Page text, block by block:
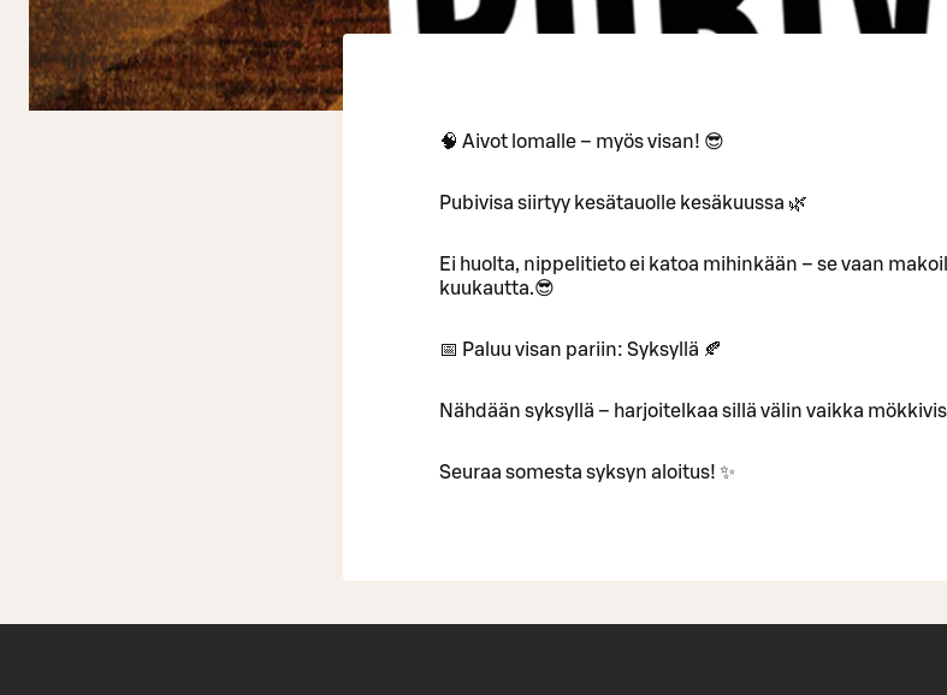
🧠 Aivot lomalle – myös visan! 😎
Pubivisa siirtyy kesätauolle kesäkuussa 🌿
Ei huolta, nippelitieto ei katoa mihinkään – se vaan
kuukautta.😎
📅 Paluu visan pariin: Syksyllä 🍂
Nähdään syksyllä – harjoitelkaa sillä välin vaikka
Seuraa somesta syksyn aloitus! ✨